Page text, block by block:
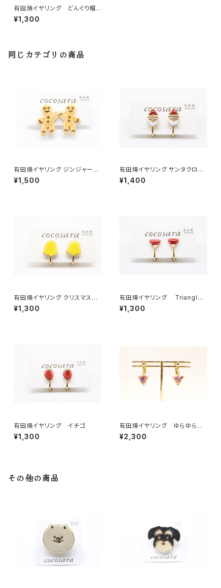
有田焼イヤリング どんぐり帽
子
¥1,300
同じカテゴリの商品
有田焼イヤリング ジンジャーブ
レットマン
¥1,500
有田焼イヤリング サンタクロー
ス
¥1,400
有田焼イヤリング クリスマスベ
ル
¥1,300
有田焼イヤリング Triangle
（2トーン）6
¥1,300
有田焼イヤリング イチゴ
¥1,300
有田焼イヤリング ゆらゆらサ
ンカク ピンク
¥2,300
その他の商品